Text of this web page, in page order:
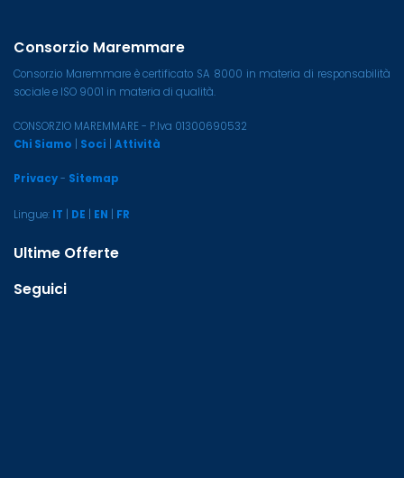
Consorzio Maremmare
Consorzio Maremmare è certificato SA 8000 in materia di responsabilità
sociale e ISO 9001 in materia di qualità.
CONSORZIO MAREMMARE - P.Iva 01300690532
Chi Siamo
Soci Attività
Privacy- Sitemap
Lingue: IT DE EN FR
Ultime Offerte
Seguici